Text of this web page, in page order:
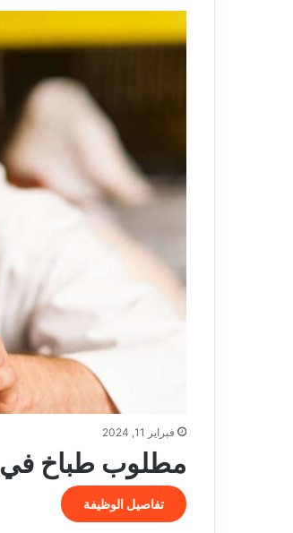
فبراير 11, 2024
مطلوب طباخ في Bautzen
تفاصيل الوظيفة